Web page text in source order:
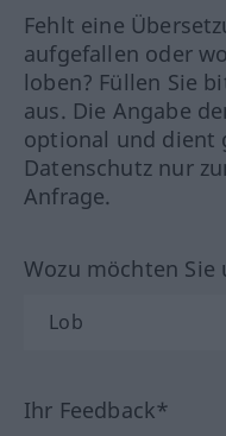
Fehlt eine
aufgefallen oder
loben? Füllen Sie
aus. Die Angabe
optional und dient
Datenschutz nur
Anfrage.
Wozu möchten Sie
Ihr Feedback*